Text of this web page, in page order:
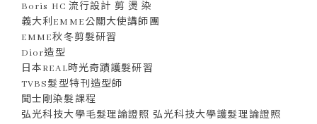
Boris HC 流行設計 剪 燙 染
義大利EMME公關大使講師團
EMME秋冬剪髮研習
Dior造型
日本REAL時光奇蹟護髮研習
TVBS髮型特刊造型師
聞士剛染髮課程
弘光科技大學毛髮理論證照 弘光科技大學護髮理論證照